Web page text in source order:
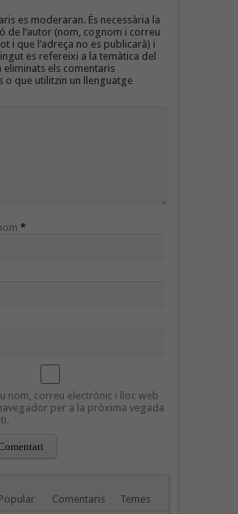
es moderaran. És necessària la
de l’autor (nom, cognom i correu
i que l’adreça no es publicarà) i
es refereixi a la temàtica del
eliminats els comentaris
o que utilitzin un llenguatge
*
nom, correu electrònic i lloc web
per a la pròxima vegada
Popular Comentaris Temes